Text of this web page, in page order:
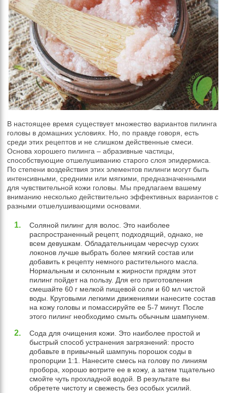
В настоящее время существует множество вариантов пилинга
головы в домашних условиях. Но, по правде говоря, есть
среди этих рецептов и не слишком действенные смеси.
Основа хорошего пилинга – абразивные частицы,
способствующие отшелушиванию старого слоя эпидермиса.
По степени воздействия этих элементов пилинги могут быть
интенсивными, средними или мягкими, предназначенными
для чувствительной кожи головы. Мы предлагаем вашему
вниманию несколько действительно эффективных вариантов с
разными отшелушивающими основами.
Соляной пилинг для волос. Это наиболее
распространенный рецепт, подходящий, однако, не
всем девушкам. Обладательницам чересчур сухих
локонов лучше выбрать более мягкий состав или
добавить к рецепту немного растительного масла.
Нормальным и склонным к жирности прядям этот
пилинг пойдет на пользу. Для его приготовления
смешайте 60 г мелкой пищевой соли и 60 мл чистой
воды. Круговыми легкими движениями нанесите состав
на кожу головы и помассируйте ее 5-7 минут. После
этого пилинг необходимо смыть обычным шампунем.
Сода для очищения кожи. Это наиболее простой и
быстрый способ устранения загрязнений: просто
добавьте в привычный шампунь порошок соды в
пропорции 1:1. Нанесите смесь на голову по линиям
пробора, хорошо вотрите ее в кожу, а затем тщательно
смойте чуть прохладной водой. В результате вы
обретете чистоту и свежесть без особых усилий.